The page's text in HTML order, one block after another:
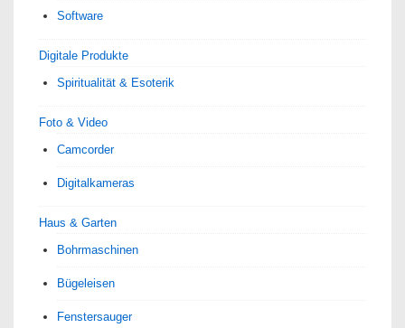
Software
Digitale Produkte
Spiri­tua­lität & Esoterik
Foto & Video
Camcorder
Digitalkameras
Haus & Garten
Bohrmaschinen
Bügeleisen
Fenstersauger